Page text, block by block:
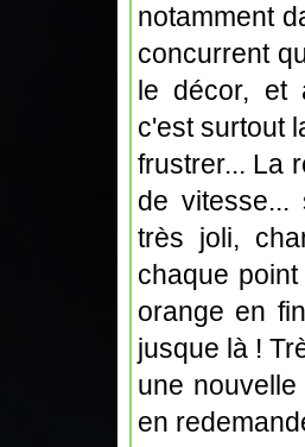
notamment
concurrent
le décor, et
c'est surtout
frustrer... La
de vitesse...
très joli,
chaque
orange en
jusque là !
une
en